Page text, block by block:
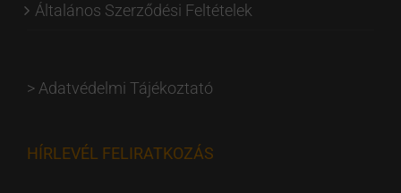
Általános Szerződési Feltételek
>Adatvédelmi Tájékoztató
HÍRLEVÉL FELIRATKOZÁS